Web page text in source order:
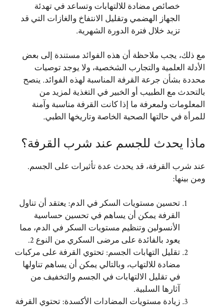
خصائص مضادة للالتهابات وتساعد في تهدئة
الجهاز الهضمي وتقليل الانتفاخ والغازات التي قد
تزيد خلال فترة الدورة الشهرية.
مع ذلك، يجب ملاحظة أن هذه الفوائد مستندة إلى بعض
الأدلة العلمية والتجارب الشخصية، ولا يوجد توصيات
محددة بشأن جرعة القرفة المناسبة لهذه الفوائد. ينصح
بالتحدث مع الطبيب أو الخبير في التغذية لمزيد من
المعلومات ولمعرفة ما إذا كانت القرفة مناسبة وآمنة
للمرأة في حالتها الصحية الخاصة وتاريخها الطبي.
ماذا يحدث للجسم عند شرب القرفة؟
عند شرب القرفة، قد يحدث عدة تأثيرات على الجسم.
ومن بينها:
تحسين مستويات السكر في الدم: يعتقد أن تناول
القرفة يمكن أن يساهم في تحسين حساسية
الأنسولين وتنظيم مستويات السكر في الدم، مما
يعود بالفائدة على مرضى السكري من النوع 2.
تقليل التهابات الجسم: تحتوي القرفة على مركبات
مضادة للالتهاب، وبالتالي يمكن أن يساهم تناولها
في تقليل الالتهابات في الجسم والتخفيف من
آثارها السلبية.
زيادة مستويات المضادات الأكسدة: تحتوي القرفة